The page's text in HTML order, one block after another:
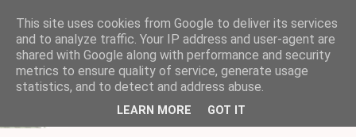
This site uses cookies from Google to deliver its services
and to analyze traffic. Your IP address and user-agent are
shared with Google along with performance and security
metrics to ensure quality of service, generate usage
statistics, and to detect and address abuse.
LEARN MORE GOT IT